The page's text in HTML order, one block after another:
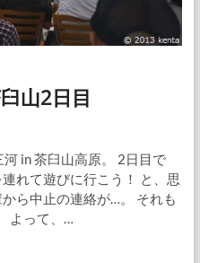
山2日目
in 茶臼山高原。 2日目で
れて遊びに行こう！ と、思
ら中止の連絡が…。 それも
よって、…